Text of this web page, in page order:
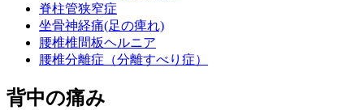
脊柱管狭窄症
坐骨神経痛(足の痺れ)
腰椎椎間板ヘルニア
腰椎分離症（分離すべり症）
背中の痛み